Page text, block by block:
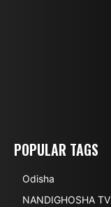
POPULAR TAGS
Odisha
NANDIGHOSHA TV